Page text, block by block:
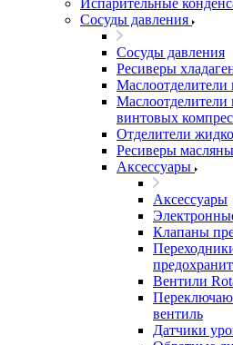
Испарительные
Сосуды давления
Сосуды давления
Ресиверы
Маслоотделители
Маслоотделители
винтовых
Отделители
Ресиверы
Аксессуары
Аксессуары
Клапаны
Вентили
вентиль
Датчики